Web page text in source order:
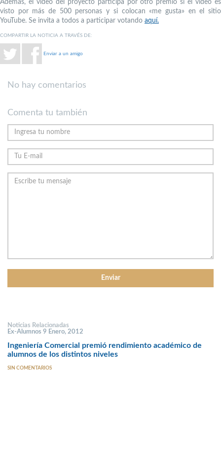
Además, el video del proyecto participa por otro premio si el video es
visto por más de 500 personas y si colocan «me gusta» en el sitio
YouTube. Se invita a todos a participar votando aquí.
COMPARTIR LA NOTICIA A TRAVÉS DE:
Enviar a un amigo
No hay comentarios
Comenta tu también
Noticias Relacionadas
Ex-Alumnos 9 Enero, 2012
Ingeniería Comercial premió rendimiento académico de
alumnos de los distintos niveles
SIN COMENTARIOS